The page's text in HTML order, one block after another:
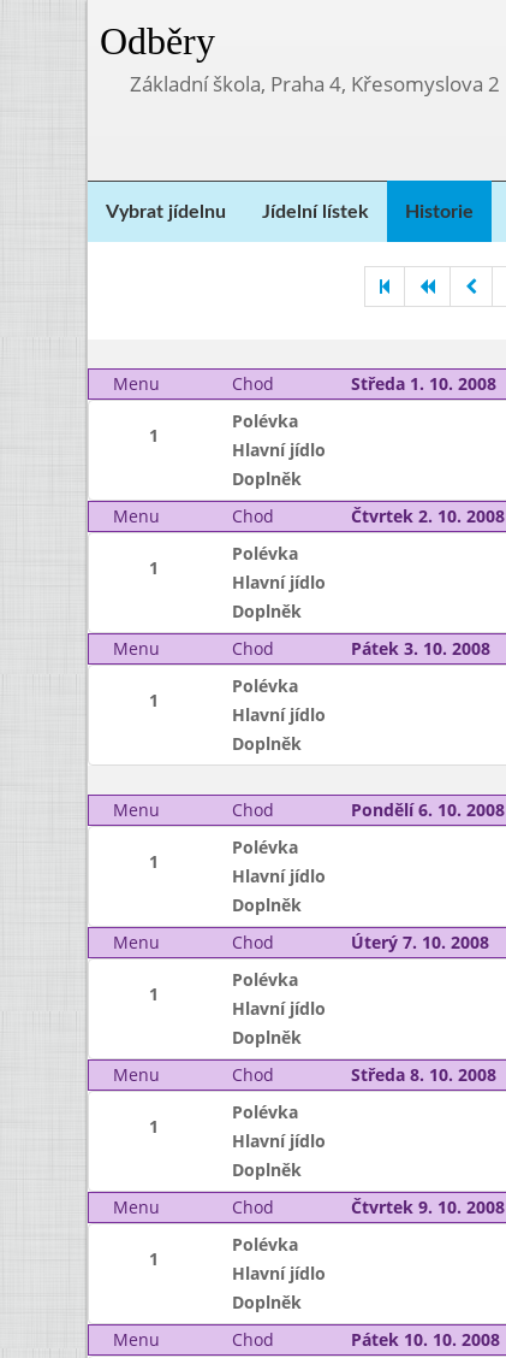
Odběry
Základní škola, Praha 4, Křesomyslova 2
Vybrat jídelnu Jídelní lístek Historie
Menu
Chod Středa 1. 10. 2008
1
Polévka
Hlavní jídlo
Doplněk
Menu
Chod Čtvrtek 2. 10. 2008
1
Polévka
Hlavní jídlo
Doplněk
Menu
Chod Pátek 3. 10. 2008
1
Polévka
Hlavní jídlo
Doplněk
Menu
Chod Pondělí 6. 10. 2008
1
Polévka
Hlavní jídlo
Doplněk
Menu
Chod Úterý 7. 10. 2008
1
Polévka
Hlavní jídlo
Doplněk
Menu
Chod Středa 8. 10. 2008
1
Polévka
Hlavní jídlo
Doplněk
Menu
Chod Čtvrtek 9. 10. 2008
1
Polévka
Hlavní jídlo
Doplněk
Menu
Chod Pátek 10. 10. 2008